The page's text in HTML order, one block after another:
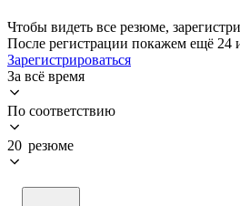
Чтобы видеть все резюме,
После регистрации покажем ещё 24
Зарегистрироваться
За всё время
По соответствию
20 резюме